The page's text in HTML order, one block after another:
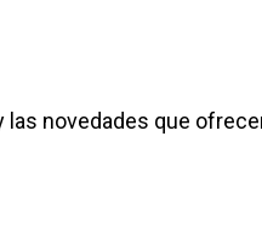
novedades que